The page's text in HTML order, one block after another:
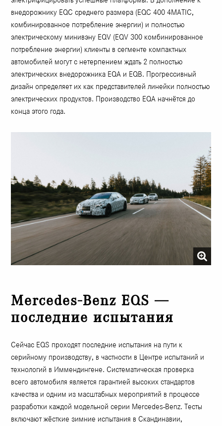
внедорожнику EQC среднего размера (EQC 400 4MATIC,
комбинированное потребление энергии) и полностью
электрическому минивэну EQV (EQV 300 комбинированное
потребление энергии) клиенты в сегменте компактных
автомобилей могут с нетерпением ждать 2 полностью
электрических внедорожника EQA и EQB. Прогрессивный
дизайн определяет их как представителей линейки полностью
электрических продуктов. Производство EQA начнётся до
конца этого года.
Mercedes-Benz EQS —
последние испытания
Сейчас EQS проходят последние испытания на пути к
серийному производству, в частности в Центре испытаний и
технологий в Иммендингене. Систематическая проверка
всего автомобиля является гарантией высоких стандартов
качества и одним из масштабных мероприятий в процессе
разработки каждой модельной серии Mercedes-Benz. Тесты
включают жёсткие зимние испытания в Скандинавии,